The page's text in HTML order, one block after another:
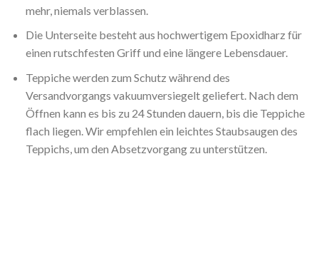
mehr, niemals verblassen.
Die Unterseite besteht aus hochwertigem Epoxidharz für
einen rutschfesten Griff und eine längere Lebensdauer.
Teppiche werden zum Schutz während des
Versandvorgangs vakuumversiegelt geliefert. Nach dem
Öffnen kann es bis zu 24 Stunden dauern, bis die Teppiche
flach liegen. Wir empfehlen ein leichtes Staubsaugen des
Teppichs, um den Absetzvorgang zu unterstützen.